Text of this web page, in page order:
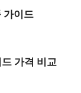
가이드
가격 비교